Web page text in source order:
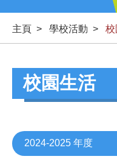
主頁 > 學校活動 > 校
校園生活
2024-2025 年度